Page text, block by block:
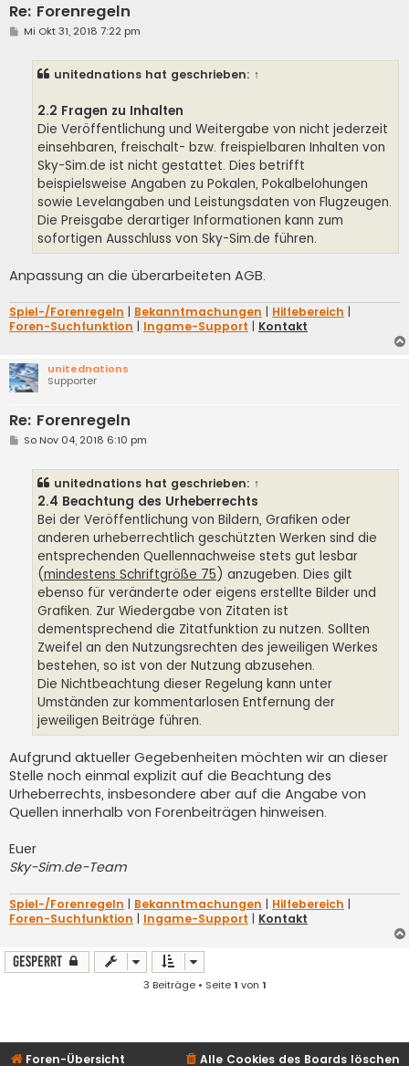
Re: Forenregeln
BMi Okt 31, 2018 7:22 pm
unitednations hat geschrieben: ↑
2.2 Fragen zu Inhalten
Die Veröffentlichung und Weitergabe von nicht jederzeit
einsehbaren, freischalt- bzw. freispielbaren Inhalten von
Sky-Sim.de ist nicht gestattet. Dies betrifft
beispielsweise Angaben zu Pokalen, Pokalbelohungen
sowie Levelangaben und Leistungsdaten von Flugzeugen.
Die Preisgabe derartiger Informationen kann zum
sofortigen Ausschluss von Sky-Sim.de führen.
Anpassung an die überarbeiteten AGB.
Spiel-/Forenregeln | Bekanntmachungen | Hilfebereich |
Foren-Suchfunktion | Ingame-Support | Kontakt
unitednations
Supporter
Re: Forenregeln
BSo Nov 04, 2018 6:10 pm
unitednations hat geschrieben: ↑
2.4 Beachtung des Urheberrechts
Bei der Veröffentlichung von Bildern, Grafiken oder
anderen urheberrechtlich geschützten Werken sind die
entsprechenden Quellennachweise stets gut lesbar
(mindestens Schriftgröße 75 ) anzugeben. Dies gilt
ebenso für veränderte oder eigens erstellte Bilder und
Grafiken. Zur Wiedergabe von Zitaten ist
dementsprechend die Zitatfunktion zu nutzen. Sollten
Zweifel an den Nutzungsrechten des jeweiligen Werkes
bestehen, so ist von der Nutzung abzusehen.
Die Nichtbeachtung dieser Regelung kann unter
Umständen zur kommentarlosen Entfernung der
jeweiligen Beiträge führen.
Aufgrund aktueller Gegebenheiten möchten wir an dieser
Stelle noch einmal explizit auf die Beachtung des
Urheberrechts, insbesondere aber auf die Angabe von
Quellen innerhalb von Forenbeiträgen hinweisen.
Euer
Sky-Sim.de-Team
Spiel-/Forenregeln | Bekanntmachungen | Hilfebereich |
Foren-Suchfunktion | Ingame-Support | Kontakt
Gesperrt
3 Beiträge • Seite1 von 1
Foren-Übersicht Alle Cookies des Boards löschen